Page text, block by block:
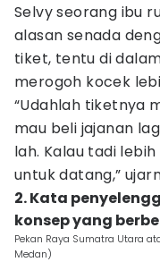
Selvy seorang ibu
alasan senada
tiket, tentu di
merogoh kocek
“Udahlah tiketnya
mau beli jajanan
lah. Kalau tadi
untuk datang,”
2. Kata
konsep yang
Pekan Raya Sumatra Utara
Medan)